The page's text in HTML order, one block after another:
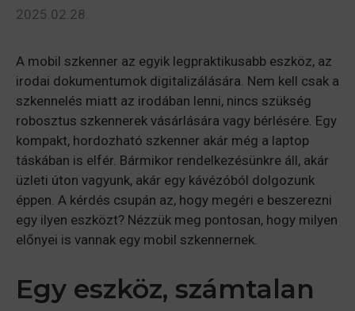
2025.02.28.
A mobil szkenner az egyik legpraktikusabb eszköz, az
irodai dokumentumok digitalizálására. Nem kell csak a
szkennelés miatt az irodában lenni, nincs szükség
robosztus szkennerek vásárlására vagy bérlésére. Egy
kompakt, hordozható szkenner akár még a laptop
táskában is elfér. Bármikor rendelkezésünkre áll, akár
üzleti úton vagyunk, akár egy kávézóból dolgozunk
éppen. A kérdés csupán az, hogy megéri e beszerezni
egy ilyen eszközt? Nézzük meg pontosan, hogy milyen
előnyei is vannak egy mobil szkennernek.
Egy eszköz, számtalan